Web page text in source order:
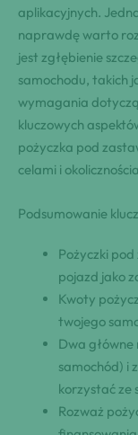
aplikacyjnych.
naprawdę warto
jest zgłębienie
samochodu, takich
wymagania
kluczowych
pożyczka pod
celami i
Podsumowanie
Pożyczki
pojazd jako
Kwoty
twojego
Dwa
samochód) i
korzystać ze
Rozważ